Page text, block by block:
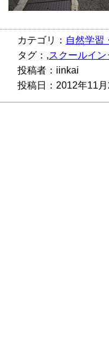
カテゴリ： 自然学習
タグ：,スクールイ
投稿者：iinkai
投稿日：2012年11